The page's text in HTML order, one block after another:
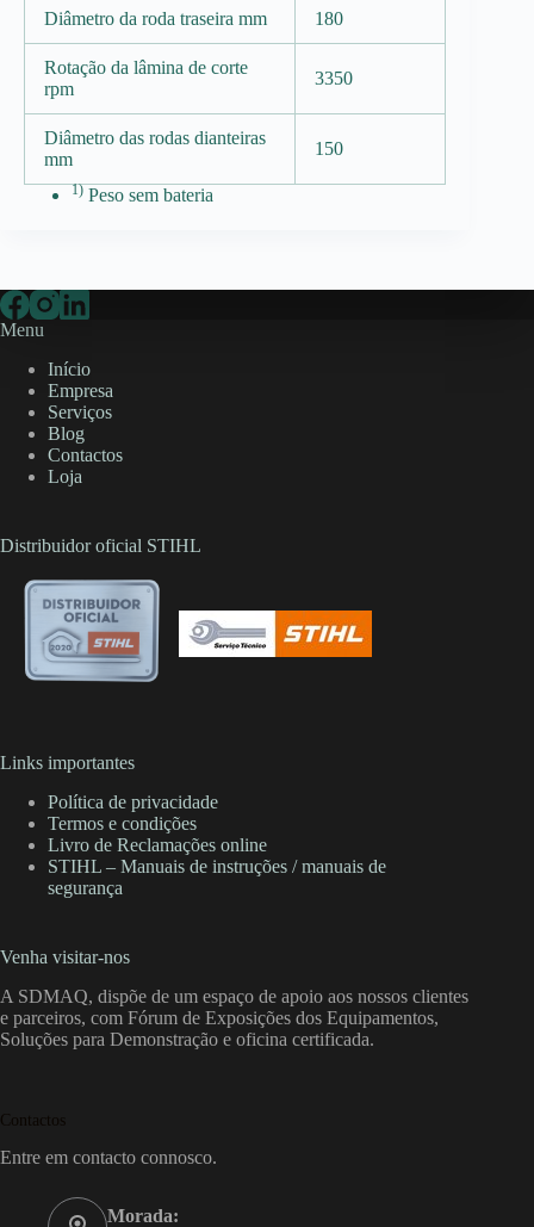
Diâmetro da roda traseira mm 180
Rotação da lâmina de corte
rpm
3350
Diâmetro das rodas dianteiras
mm
150
1) Peso sem bateria
Menu
Início
Empresa
Serviços
Blog
Contactos
Loja
Distribuidor oficial STIHL
Links importantes
Política de privacidade
Termos e condições
Livro de Reclamações online
STIHL – Manuais de instruções / manuais de
segurança
Venha visitar-nos
A SDMAQ, dispõe de um espaço de apoio aos nossos clientes
e parceiros, com Fórum de Exposições dos Equipamentos,
Soluções para Demonstração e oficina certificada.
Contactos
Entre em contacto connosco.
Morada: